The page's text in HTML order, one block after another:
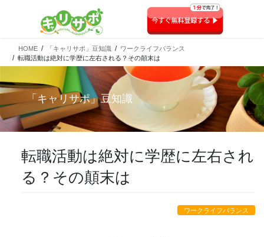
HOME 「キャリサポ」豆知識
ワークライフバランス
転職活動は絶対に学歴に左右される？その顛末は
「キャリサポ」豆知識
転職活動は絶対に学歴に左右され
る？その顛末は
ワークライフバランス